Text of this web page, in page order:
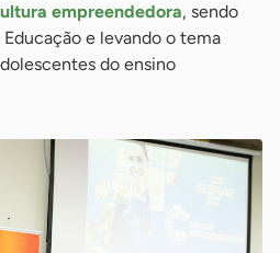
empreendedora, sendo
e levando o tema
do ensino